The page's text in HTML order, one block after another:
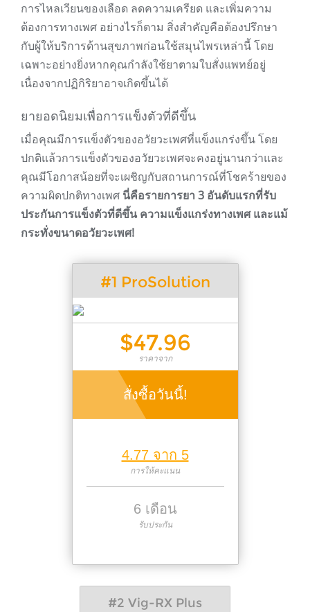
การไหลเวียนของเลือด ลดความเครียด และเพิ่มความ
ต้องการทางเพศ อย่างไรก็ตาม สิ่งสำคัญคือต้องปรึกษา
กับผู้ให้บริการด้านสุขภาพก่อนใช้สมุนไพรเหล่านี้ โดย
เฉพาะอย่างยิ่งหากคุณกำลังใช้ยาตามใบสั่งแพทย์อยู่
เนื่องจากปฏิกิริยาอาจเกิดขึ้นได้
ยายอดนิยมเพื่อการแข็งตัวที่ดีขึ้น
เมื่อคุณมีการแข็งตัวของอวัยวะเพศที่แข็งแกร่งขึ้น โดย
ปกติแล้วการแข็งตัวของอวัยวะเพศจะคงอยู่นานกว่าและ
คุณมีโอกาสน้อยที่จะเผชิญกับสถานการณ์ที่โชคร้ายของ
ความผิดปกติทางเพศ นี่คือรายการยา 3 อันดับแรกที่รับ
ประกันการแข็งตัวที่ดีขึ้น ความแข็งแกร่งทางเพศ และแม้
กระทั่งขนาดอวัยวะเพศ!
#1 ProSolution
$47.96
ราคาจาก
สั่งซื้อวันนี้!
4.77 จาก 5
การให้คะแนน
6 เดือน
รับประกัน
#2 Vig-RX Plus